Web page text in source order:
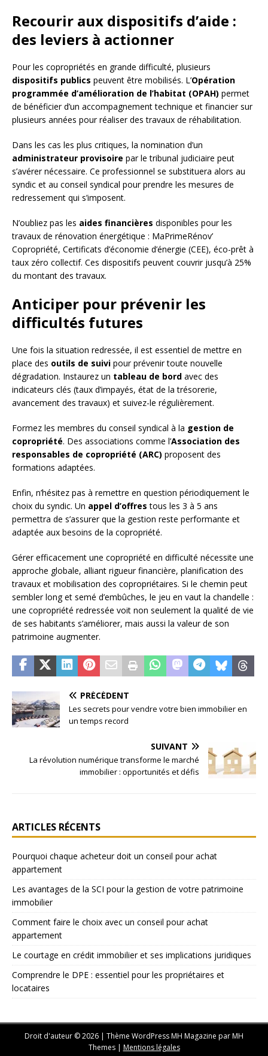
Recourir aux dispositifs d’aide :
des leviers à actionner
Pour les copropriétés en grande difficulté, plusieurs
dispositifs publics peuvent être mobilisés. L’Opération
programmée d’amélioration de l’habitat (OPAH) permet
de bénéficier d’un accompagnement technique et financier sur
plusieurs années pour réaliser des travaux de réhabilitation.
Dans les cas les plus critiques, la nomination d’un
administrateur provisoire par le tribunal judiciaire peut
s’avérer nécessaire. Ce professionnel se substituera alors au
syndic et au conseil syndical pour prendre les mesures de
redressement qui s’imposent.
N’oubliez pas les aides financières disponibles pour les
travaux de rénovation énergétique : MaPrimeRénov’
Copropriété, Certificats d’économie d’énergie (CEE), éco-prêt à
taux zéro collectif. Ces dispositifs peuvent couvrir jusqu’à 25%
du montant des travaux.
Anticiper pour prévenir les
difficultés futures
Une fois la situation redressée, il est essentiel de mettre en
place des outils de suivi pour prévenir toute nouvelle
dégradation. Instaurez un tableau de bord avec des
indicateurs clés (taux d’impayés, état de la trésorerie,
avancement des travaux) et suivez-le régulièrement.
Formez les membres du conseil syndical à la gestion de
copropriété. Des associations comme l’Association des
responsables de copropriété (ARC) proposent des
formations adaptées.
Enfin, n’hésitez pas à remettre en question périodiquement le
choix du syndic. Un appel d’offres tous les 3 à 5 ans
permettra de s’assurer que la gestion reste performante et
adaptée aux besoins de la copropriété.
Gérer efficacement une copropriété en difficulté nécessite une
approche globale, alliant rigueur financière, planification des
travaux et mobilisation des copropriétaires. Si le chemin peut
sembler long et semé d’embûches, le jeu en vaut la chandelle :
une copropriété redressée voit non seulement la qualité de vie
de ses habitants s’améliorer, mais aussi la valeur de son
patrimoine augmenter.
PRÉCÉDENT
Les secrets pour vendre votre bien immobilier en
un temps record
SUIVANT
La révolution numérique transforme le marché
immobilier : opportunités et défis
ARTICLES RÉCENTS
Pourquoi chaque acheteur doit un conseil pour achat
appartement
Les avantages de la SCI pour la gestion de votre patrimoine
immobilier
Comment faire le choix avec un conseil pour achat
appartement
Le courtage en crédit immobilier et ses implications juridiques
Comprendre le DPE : essentiel pour les propriétaires et
locataires
Droit d'auteur © 2026 | Thème WordPress MH Magazine parMH
Themes | Mentions légales